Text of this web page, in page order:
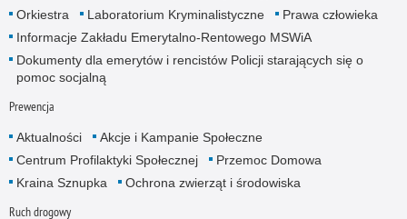
Orkiestra
Laboratorium Kryminalistyczne
Prawa człowieka
Informacje Zakładu Emerytalno-Rentowego MSWiA
Dokumenty dla emerytów i rencistów Policji starających się o
pomoc socjalną
Prewencja
Aktualności
Akcje i Kampanie Społeczne
Centrum Profilaktyki Społecznej
Przemoc Domowa
Kraina Sznupka
Ochrona zwierząt i środowiska
Ruch drogowy